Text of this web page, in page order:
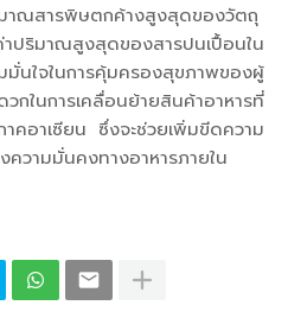
าณสารพิษตกค้างสูงสุดของวัตถุ
าปริมาณสูงสุดของสารปนเปื้อนใน
มั่นใจในการคุ้มครองสุขภาพของผู้
กในการเคลื่อนย้ายสินค้าอาหารที่
คอาเซียน ซึ่งจะช่วยเพิ่มขีดความ
ความมั่นคงทางอาหารภายใน